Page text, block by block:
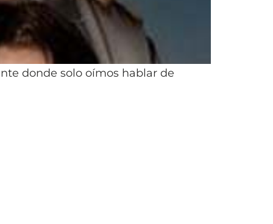
donde solo oímos hablar de